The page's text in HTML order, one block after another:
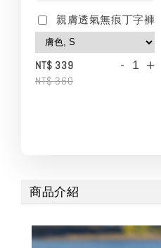
親膚透氣無痕丁字褲
NT$ 339
NT$ 360
- +
商品介紹